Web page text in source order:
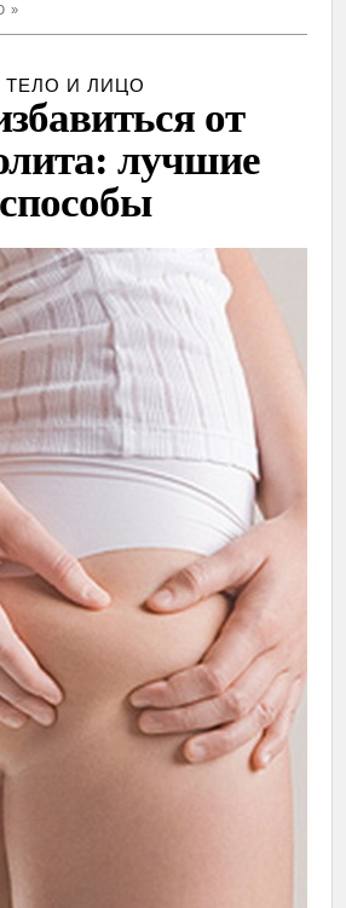
»
ТЕЛО И ЛИЦО
от
лучшие
способы